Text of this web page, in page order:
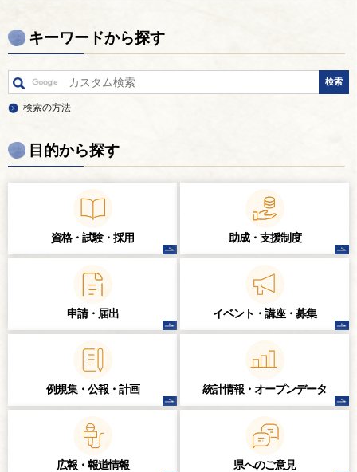
キーワードから探す
検索の方法
目的から探す
資格・試験・ 採用 助成・支援制度
申請・届出 イベント・講座・ 募集
例規集・公報・計画 統計情報・ オープンデータ
広報・報道情報 県へのご意見